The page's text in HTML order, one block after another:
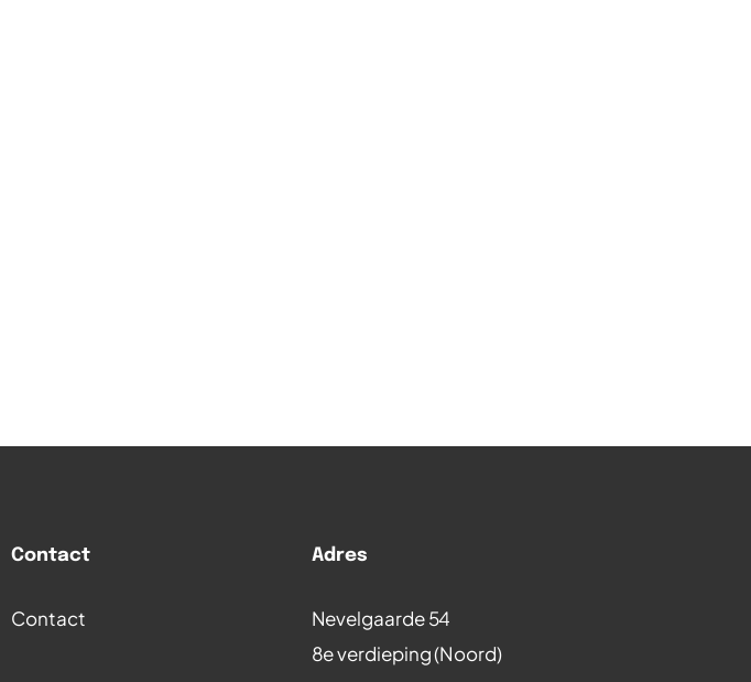
Contact
Contact
Adres
Nevelgaarde 54
8e verdieping (Noord)